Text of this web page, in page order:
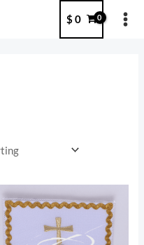
$ 0